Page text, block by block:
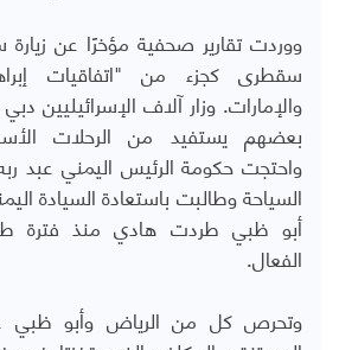
ووردت تقارير صحفية مؤخرًا عن زيارة
سقطرى كجزء من "اتفاقيات
والإمارات. وزار آلاف الإسرائيليين
بعضهم يستفيد من الرحلات
واحتجت حكومة الرئيس اليمني عبد
السياحة وطالبت باستعادة السيادة
أبو ظبي طردت هادي منذ فترة
الفعال.
وتحرص كل من الرياض وأبو ظبي